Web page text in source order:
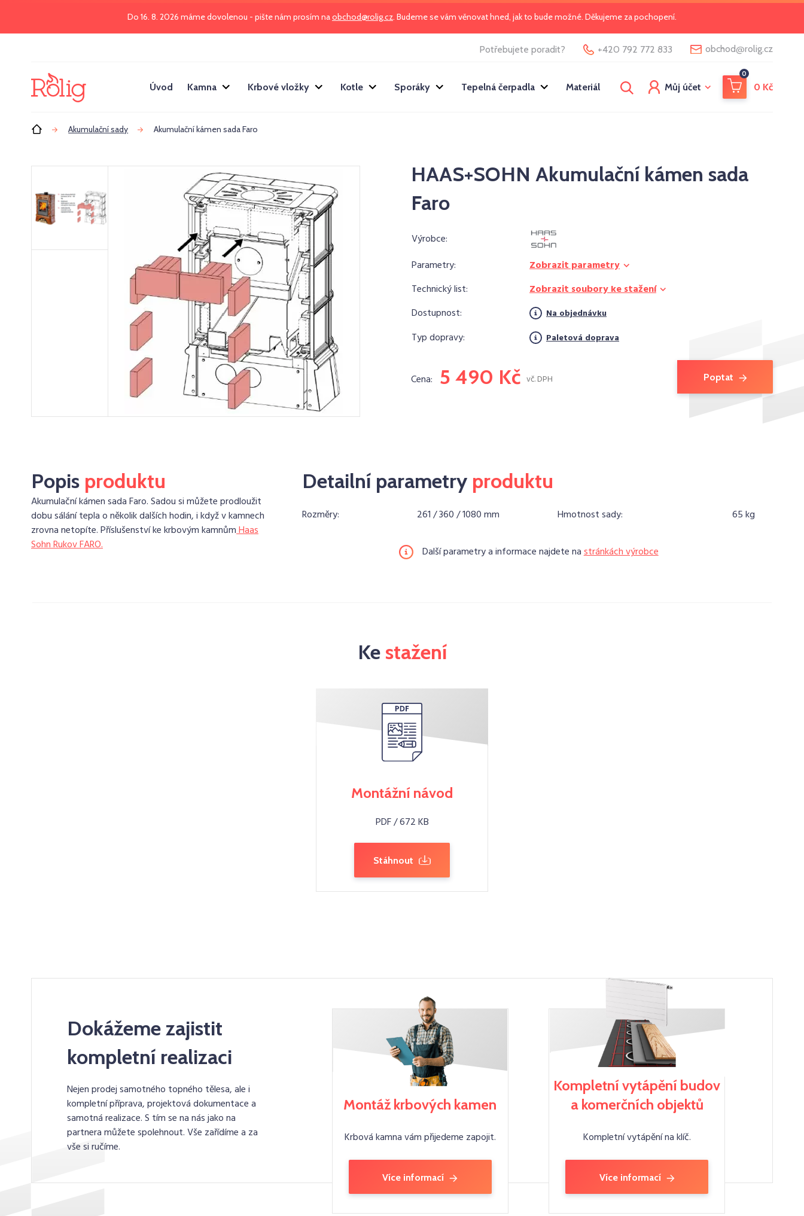
Do 16. 8. 2026 máme dovolenou - pište nám prosím naobchod@rolig.cz. Budeme se vám věnovat hned, jak to bude možné. Děkujeme za pochopení.
Potřebujete poradit? +420 792 772 833 obchod@rolig.cz
Úvod Kamna Krbové vložky Kotle Sporáky Tepelná čerpadla Materiál Můj účet
0
0 Kč
Úvod Akumulační sady Akumulační kámen sada Faro
HAAS+SOHN Akumulační kámen sada
Faro
Výrobce:
Parametry:
Zobrazit parametry
Technický list:
Zobrazit soubory ke stažení
Dostupnost:
Na objednávku
Typ dopravy: Paletová doprava
Cena: 5 490 Kč vč. DPH Poptat
Popis produktu
Akumulační kámen sada Faro. Sadou si můžete prodloužit
dobu sálání tepla o několik dalších hodin, i když v kamnech
zrovna netopíte. Příslušenství ke krbovým kamnůmHaas
Sohn Rukov FARO.
Detailní parametry produktu
Rozměry: 261 / 360 / 1080 mm Hmotnost sady: 65 kg
Další parametry a informace najdete nastránkách výrobce
Ke stažení
Montážní návod
PDF / 672 KB
Stáhnout
Dokážeme zajistit
kompletní realizaci
Nejen prodej samotného topného tělesa, ale i
kompletní příprava, projektová dokumentace a
samotná realizace. S tím se na nás jako na
partnera můžete spolehnout. Vše zařídíme a za
vše si ručíme.
Montáž krbových kamen
Krbová kamna vám přijedeme zapojit.
Více informací
Kompletní vytápění budov
a komerčních objektů
Kompletní vytápění na klíč.
Více informací